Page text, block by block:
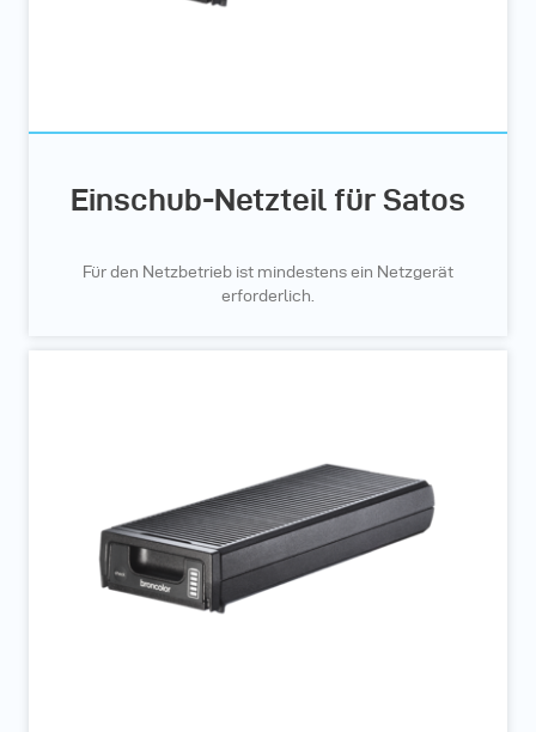
Einschub-Netzteil für Satos
Für den Netzbetrieb ist mindestens ein Netzgerät
erforderlich.